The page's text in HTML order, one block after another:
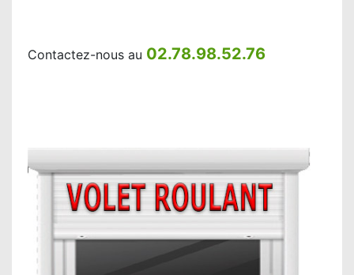
Contactez-nous au 02.78.98.52.76